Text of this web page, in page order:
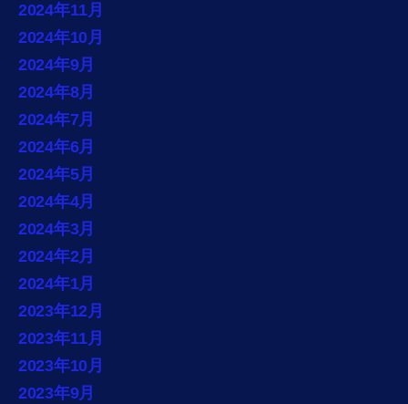
2024年11月
2024年10月
2024年9月
2024年8月
2024年7月
2024年6月
2024年5月
2024年4月
2024年3月
2024年2月
2024年1月
2023年12月
2023年11月
2023年10月
2023年9月